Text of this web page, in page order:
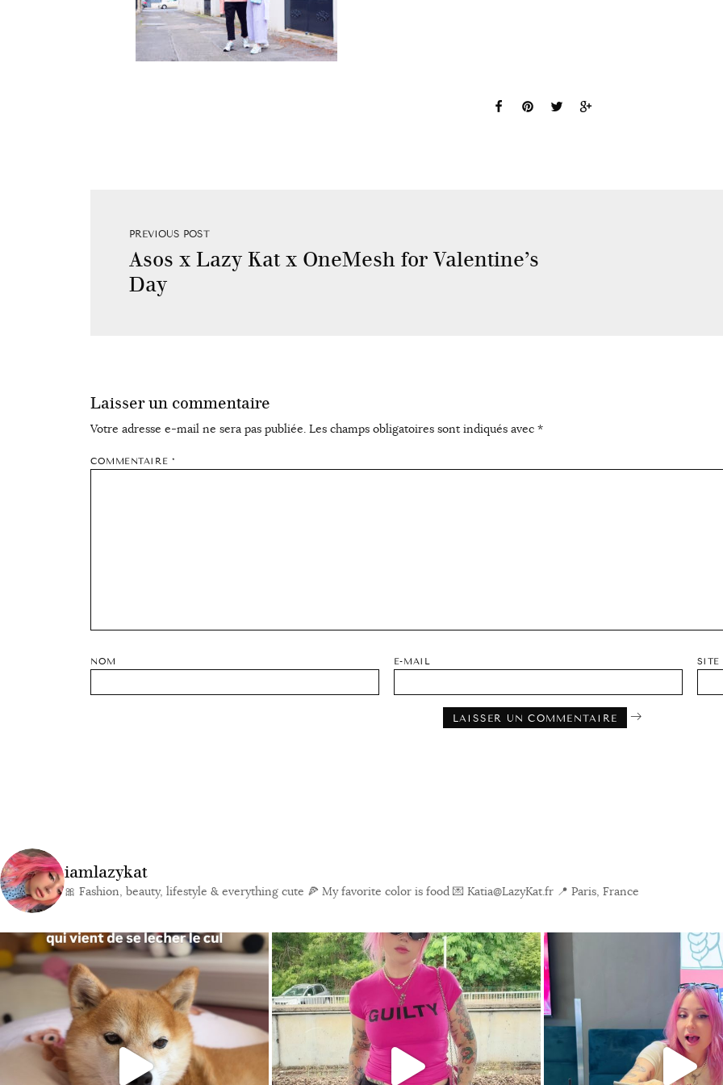
PREVIOUS POST
Asos x Lazy Kat x OneMesh for Valentine’s
Day
Laisser un commentaire
Votre adresse e-mail ne sera pas publiée. Les champs obligatoires sont indiqués avec *
COMMENTAIRE *
NOM E-MAIL SITE
iamlazykat
🎀 Fashion, beauty, lifestyle & everything cute 🍕 My favorite color is food 💌 Katia@LazyKat.fr 📍 Paris, France